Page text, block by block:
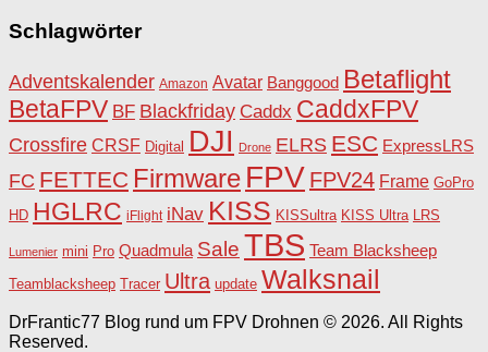
Schlagwörter
Adventskalender Amazon Avatar Banggood Betaflight
BetaFPV BF Blackfriday Caddx CaddxFPV
Crossfire CRSF Digital DJI Drone ELRS ESC ExpressLRS
FC FETTEC Firmware FPV FPV24 Frame GoPro
HD HGLRC iFlight iNav KISS KISSultra KISS Ultra LRS
Lumenier mini Pro Quadmula Sale TBS Team Blacksheep
Teamblacksheep Tracer Ultra update Walksnail
DrFrantic77 Blog rund um FPV Drohnen © 2026. All Rights
Reserved.